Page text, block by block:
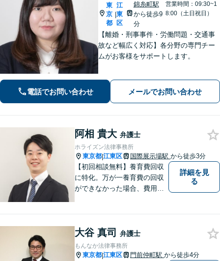
東
京
都
|
江
東
区
錦糸町駅
から徒歩9
分
営業時間：09:30~1
8:00（土日祝日）
【離婚・刑事事件・労働問題・交通事
故など幅広く対応】各分野の専門チー
ムがお客様をサポートします。
電話でお問い合わせ メールでお問い合わせ
阿相 貴大 弁護士
ホライズン法律事務所
東京都|江東区 国際展示場駅 から徒歩3分
【初回相談無料】養育費回収
に特化。万が一養育費の回収
ができなかった場合、費用は
談ください【国際展示場駅3
分】【LINE・電話・メール相
談OK】
詳細を見
る
大谷 真司 弁護士
もんなか法律事務所
東京都|江東区 門前仲町駅 から徒歩4分